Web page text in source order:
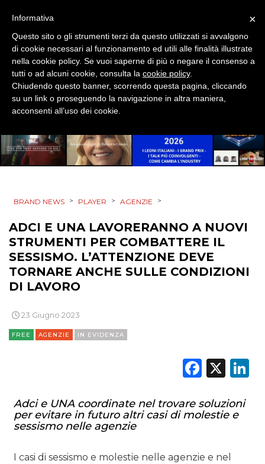
DATI
RICERCHE
PREVISIONI/SCENARI
NORMATIVE
CASE HISTORY
BRAND NEWS > PLAYER > AGENZIE >
ADCI E UNA LAVORERANNO A NUOVI
STRUMENTI PER COMBATTERE IL
SESSISMO. L’ATTENZIONE DEVE
TORNARE ANCHE SULLE CONDIZIONI
DI LAVORO
23 Giugno 2023
FREE AGENZIE IN EVIDENZA
X
Adci e UNA coordinate nel trovare soluzioni
per evitare in futuro altri casi di molestie e
sessismo nelle agenzie
I casi di sessismo e molestie nelle agenzie e nel
×
Informativa
Questo sito o gli strumenti terzi da questo utilizzati si avvalgono
di cookie necessari al funzionamento ed utili alle finalità illustrate
nella cookie policy. Se vuoi saperne di più o negare il consenso a
tutti o ad alcuni cookie, consulta la cookie policy.
Chiudendo questo banner, scorrendo questa pagina, cliccando
su un link o proseguendo la navigazione in altra maniera,
acconsenti all’uso dei cookie.